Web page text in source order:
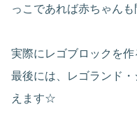
っこであれば赤ちゃんも
実際にレゴブロックを
最後には、レゴランド
えます☆